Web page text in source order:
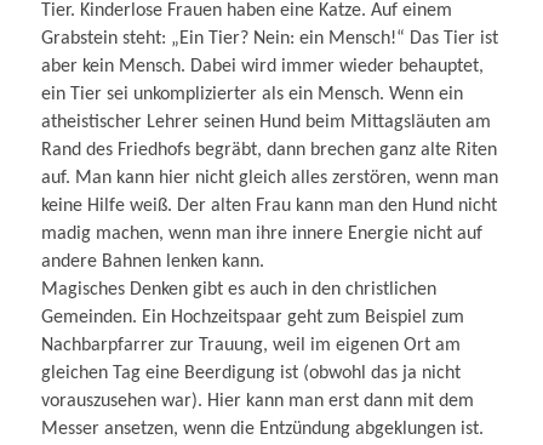
Tier. Kinderlose Frauen haben eine Katze. Auf einem
Grabstein steht: „Ein Tier? Nein: ein Mensch!“ Das Tier ist
aber kein Mensch. Dabei wird immer wieder behauptet,
ein Tier sei unkomplizierter als ein Mensch. Wenn ein
atheistischer Lehrer seinen Hund beim Mittagsläuten am
Rand des Friedhofs begräbt, dann brechen ganz alte Riten
auf. Man kann hier nicht gleich alles zerstören, wenn man
keine Hilfe weiß. Der alten Frau kann man den Hund nicht
madig machen, wenn man ihre innere Energie nicht auf
andere Bahnen lenken kann.
Magisches Denken gibt es auch in den christlichen
Gemeinden. Ein Hochzeitspaar geht zum Beispiel zum
Nachbarpfarrer zur Trauung, weil im eigenen Ort am
gleichen Tag eine Beerdigung ist (obwohl das ja nicht
vorauszusehen war). Hier kann man erst dann mit dem
Messer ansetzen, wenn die Entzündung abgeklungen ist.